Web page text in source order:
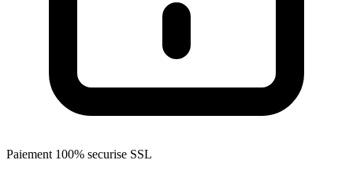
Paiement 100% securise SSL